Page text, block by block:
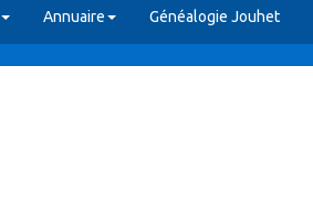
Annuaire Généalogie Jouhet